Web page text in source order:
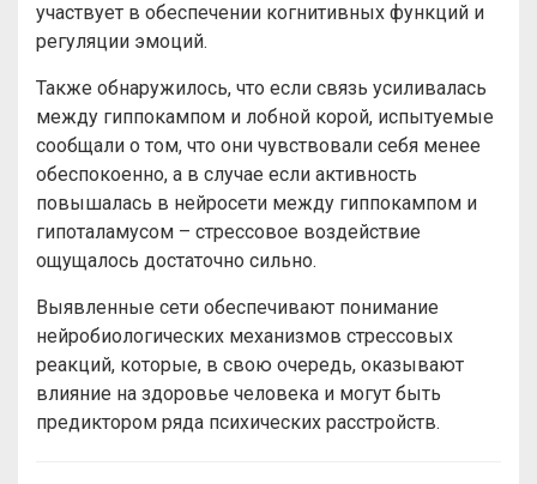
участвует в обеспечении когнитивных функций и
регуляции эмоций.
Также обнаружилось, что если связь усиливалась
между гиппокампом и лобной корой, испытуемые
сообщали о том, что они чувствовали себя менее
обеспокоенно, а в случае если активность
повышалась в нейросети между гиппокампом и
гипоталамусом – стрессовое воздействие
ощущалось достаточно сильно.
Выявленные сети обеспечивают понимание
нейробиологических механизмов стрессовых
реакций, которые, в свою очередь, оказывают
влияние на здоровье человека и могут быть
предиктором ряда психических расстройств.